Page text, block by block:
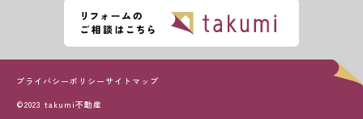
プライバシーポリシーサイトマップ
©2023 takumi不動産